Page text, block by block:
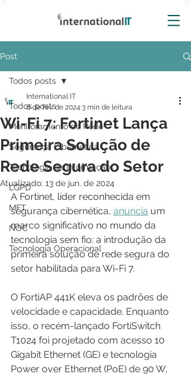
Post
Todos posts
Monitoramento de Rede
Segurança Cibernética
Tecnologia da Informação
LGPD
MFT
NOC
Tecnologia Operacional
Todos posts
Wi-Fi 7: Fortinet Lança
Primeira Solução de
Rede Segura do Setor
International IT
8 de fev. de 2024 3 min de leitura
Atualizado: 13 de jun. de 2024
A Fortinet, líder reconhecida em
segurança cibernética, anuncia um
marco significativo no mundo da
tecnologia sem fio: a introdução da
primeira solução de rede segura do
setor habilitada para Wi-Fi 7.
O FortiAP 441K eleva os padrões de
velocidade e capacidade. Enquanto
isso, o recém-lançado FortiSwitch
T1024 foi projetado com acesso 10
Gigabit Ethernet (GE) e tecnologia
Power over Ethernet (PoE) de 90 W,